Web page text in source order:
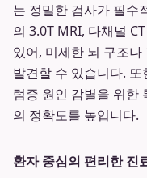
는 정밀한 검사가 필수
의 3.0T MRI, 다채널
있어, 미세한 뇌 구조
발견할 수 있습니다.
럼증 원인 감별을 위한
의 정확도를 높입니다.
환자 중심의 편리한 진